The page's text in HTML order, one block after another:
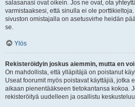
salasanasi ovat oikein. Jos ne ovat, ota
varmistaaksesi, että sinulla ei ole
sivuston omistajalla on asetusvirhe heidän
se.
Ylös
Rekisteröidyin joskus aiemmin, mutta en
On mahdollista, että ylläpitäjä on poistanut
Useat foorumit myös poistavat käyttäjiä, jotka
aikaan pienentääkseen tietokantansa kokoa.
rekisteröityä uudelleen ja osallistu